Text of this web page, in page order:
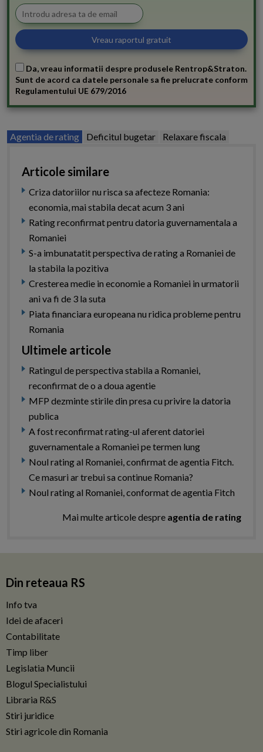
Da, vreau informatii despre produsele Rentrop&Straton.
Sunt de acord ca datele personale sa fie prelucrate conform
Regulamentului UE 679/2016
Agentia de rating Deficitul bugetar Relaxare fiscala
Articole similare
Criza datoriilor nu risca sa afecteze Romania:
economia, mai stabila decat acum 3 ani
Rating reconfirmat pentru datoria guvernamentala a
Romaniei
S-a imbunatatit perspectiva de rating a Romaniei de
la stabila la pozitiva
Cresterea medie in economie a Romaniei in urmatorii
ani va fi de 3 la suta
Piata financiara europeana nu ridica probleme pentru
Romania
Ultimele articole
Ratingul de perspectiva stabila a Romaniei,
reconfirmat de o a doua agentie
MFP dezminte stirile din presa cu privire la datoria
publica
A fost reconfirmat rating-ul aferent datoriei
guvernamentale a Romaniei pe termen lung
Noul rating al Romaniei, confirmat de agentia Fitch.
Ce masuri ar trebui sa continue Romania?
Noul rating al Romaniei, conformat de agentia Fitch
Mai multe articole despre agentia de rating
Din reteaua RS
Info tva
Idei de afaceri
Contabilitate
Timp liber
Legislatia Muncii
Blogul Specialistului
Libraria R&S
Stiri juridice
Stiri agricole din Romania